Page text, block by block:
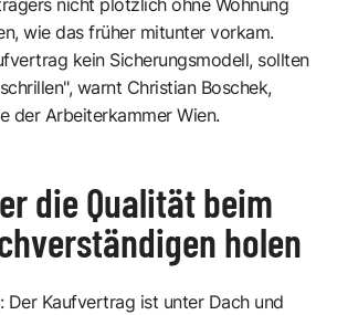
wie das früher mitunter vorkam.
kein Sicherungsmodell, sollten
warnt Christian Boschek,
der Arbeiterkammer Wien.
die Qualität beim
holen
Der Kaufvertrag ist unter Dach und